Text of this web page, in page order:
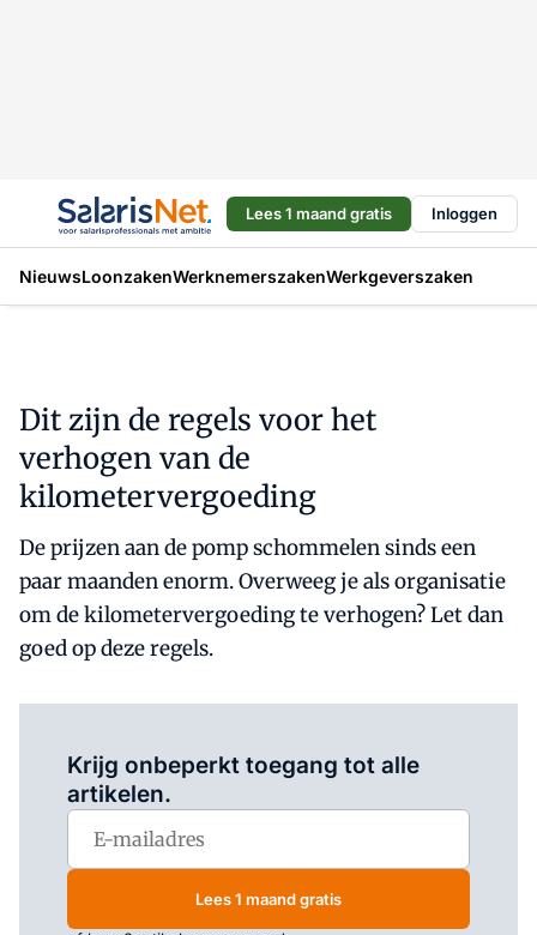
Lees 1 maand gratis Inloggen
NieuwsLoonzakenWerknemerszakenWerkgeverszaken
Dit zijn de regels voor het
verhogen van de
kilometervergoeding
De prijzen aan de pomp schommelen sinds een
paar maanden enorm. Overweeg je als organisatie
om de kilometervergoeding te verhogen? Let dan
goed op deze regels.
Krijg onbeperkt toegang tot alle
artikelen.
Lees 1 maand gratis